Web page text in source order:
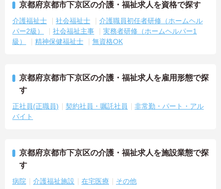
京都府京都市下京区の介護・福祉求人を資格で探す
介護福祉士 社会福祉士
介護職員初任者研修（ホームヘル
パー2級）
社会福祉主事
実務者研修（ホームヘルパー1
級）
精神保健福祉士 無資格OK
京都府京都市下京区の介護・福祉求人を雇用形態で探
す
正社員(正職員) 契約社員・嘱託社員
非常勤・パート・アル
バイト
京都府京都市下京区の介護・福祉求人を施設業態で探
す
病院 介護福祉施設 在宅医療 その他